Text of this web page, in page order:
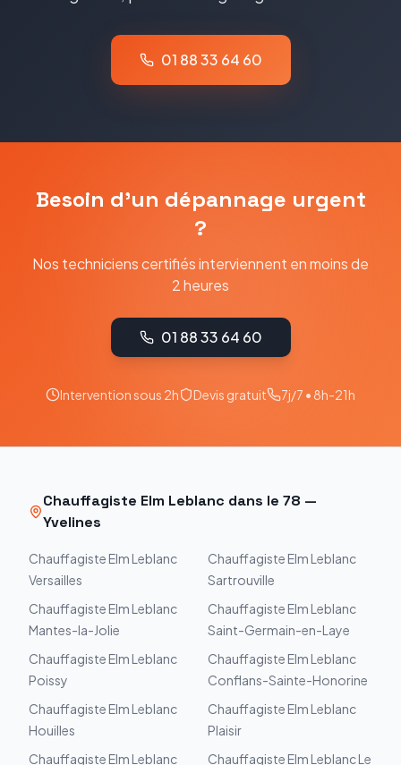
01 88 33 64 60
Besoin d'un dépannage urgent
?
Nos techniciens certifiés interviennent en moins de
2 heures
01 88 33 64 60
Intervention sous 2h Devis gratuit 7j/7 • 8h-21h
Chauffagiste Elm Leblanc dans le 78 —
Yvelines
Chauffagiste Elm Leblanc
Versailles
Chauffagiste Elm Leblanc
Sartrouville
Chauffagiste Elm Leblanc
Mantes-la-Jolie
Chauffagiste Elm Leblanc
Saint-Germain-en-Laye
Chauffagiste Elm Leblanc
Poissy
Chauffagiste Elm Leblanc
Conflans-Sainte-Honorine
Chauffagiste Elm Leblanc
Houilles
Chauffagiste Elm Leblanc
Plaisir
Chauffagiste Elm Leblanc
Chauffagiste Elm LeblancLe